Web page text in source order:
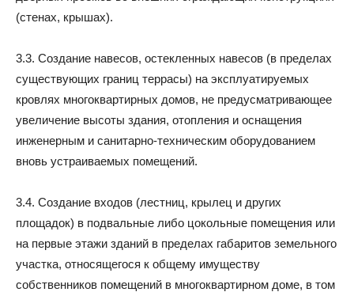
(стенах, крышах).
3.3. Создание навесов, остекленных навесов (в пределах
существующих границ террасы) на эксплуатируемых
кровлях многоквартирных домов, не предусматривающее
увеличение высоты здания, отопления и оснащения
инженерным и санитарно-техническим оборудованием
вновь устраиваемых помещений.
3.4. Создание входов (лестниц, крылец и других
площадок) в подвальные либо цокольные помещения или
на первые этажи зданий в пределах габаритов земельного
участка, относящегося к общему имуществу
собственников помещений в многоквартирном доме, в том